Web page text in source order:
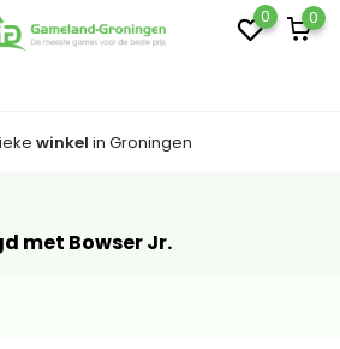
0 0
winkel in Groningen
met Bowser Jr.